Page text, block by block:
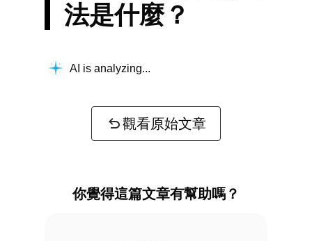
法是什麼？
AI is analyzing...
觀看原始文章
你覺得這篇文章有幫助嗎？